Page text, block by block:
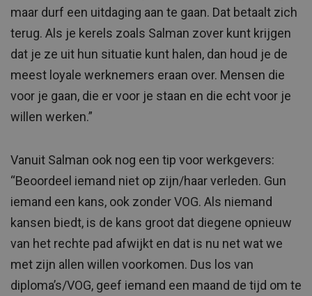
maar durf een uitdaging aan te gaan. Dat betaalt zich
terug. Als je kerels zoals Salman zover kunt krijgen
dat je ze uit hun situatie kunt halen, dan houd je de
meest loyale werknemers eraan over. Mensen die
voor je gaan, die er voor je staan en die echt voor je
willen werken.”
Vanuit Salman ook nog een tip voor werkgevers:
“Beoordeel iemand niet op zijn/haar verleden. Gun
iemand een kans, ook zonder VOG. Als niemand
kansen biedt, is de kans groot dat diegene opnieuw
van het rechte pad afwijkt en dat is nu net wat we
met zijn allen willen voorkomen. Dus los van
diploma’s/VOG, geef iemand een maand de tijd om te